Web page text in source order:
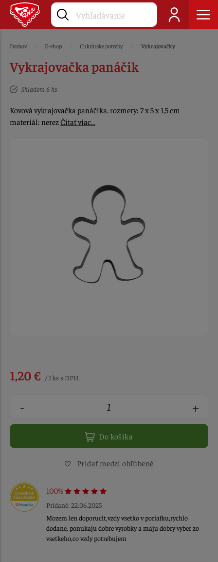
Domov E-shop Cukrárske potreby Vykrajovačky
Vykrajovačka panáčik
Skladom 6 ks
Kovová vykrajovačka panáčika. rozmery: 7 x 5 x 1,5 cm
materiál: nerezČítať viac…
1,20 € / 1 ks s DPH
- +
Do košíka
Pridať medzi obľúbené
100%
Pridané: 22.06.2025
Mozem len doporucit,vzdy vsetko v poriafku,rychlo
dodane, ponukaju dobre vyrobky a maju dobry vyber zo
vsetkeho,co vzdy potrebujem